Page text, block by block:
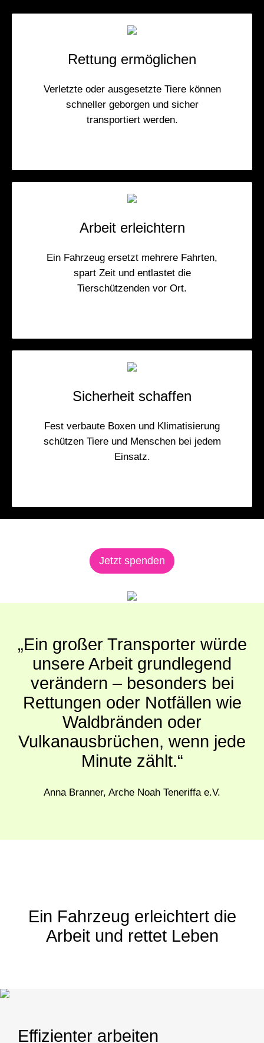
Rettung ermöglichen
Verletzte oder ausgesetzte Tiere können
schneller geborgen und sicher
transportiert werden.
Arbeit erleichtern
Ein Fahrzeug ersetzt mehrere Fahrten,
spart Zeit und entlastet die
Tierschützenden vor Ort.
Sicherheit schaffen
Fest verbaute Boxen und Klimatisierung
schützen Tiere und Menschen bei jedem
Einsatz.
Jetzt spenden
„Ein großer Transporter würde
unsere Arbeit grundlegend
verändern – besonders bei
Rettungen oder Notfällen wie
Waldbränden oder
Vulkanausbrüchen, wenn jede
Minute zählt.“
Anna Branner, Arche Noah Teneriffa e.V.
Ein Fahrzeug erleichtert die
Arbeit und rettet Leben
Effizienter arbeiten